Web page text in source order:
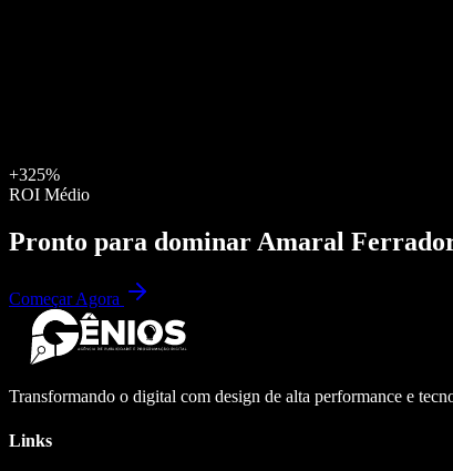
+325%
ROI Médio
Pronto para dominar Amaral
Começar Agora
Transformando o digital com design de alta performance e
Links